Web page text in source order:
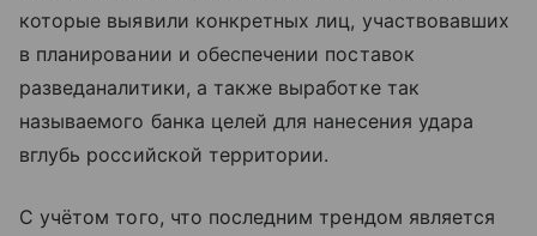
которые выявили конкретных лиц, участвовавших
в планировании и обеспечении поставок
разведаналитики, а также выработке так
называемого банка целей для нанесения удара
вглубь российской территории.
С учётом того, что последним трендом является